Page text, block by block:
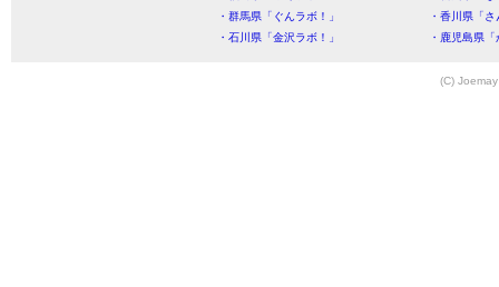
・群馬県「ぐんラボ！」
・香川県「
・石川県「金沢ラボ！」
・鹿児島県
(C)